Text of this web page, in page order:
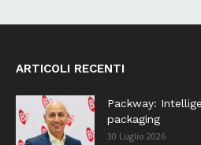
ARTICOLI RECENTI
Packway:
packaging
30 Luglio 2026